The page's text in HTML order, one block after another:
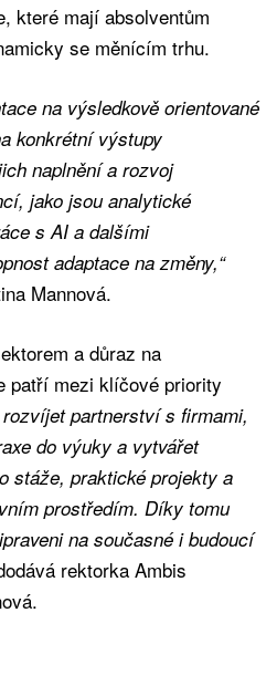
které mají absolventům
se měnícím trhu.
na výsledkově orientované
konkrétní výstupy
naplnění a rozvoj
jako jsou analytické
s AI a dalšími
adaptace na změny,“
Mannová.
a důraz na
patří mezi klíčové priority
rozvíjet partnerství s firmami,
do výuky a vytvářet
stáže, praktické projekty a
prostředím. Díky tomu
na současné i budoucí
rektorka Ambis